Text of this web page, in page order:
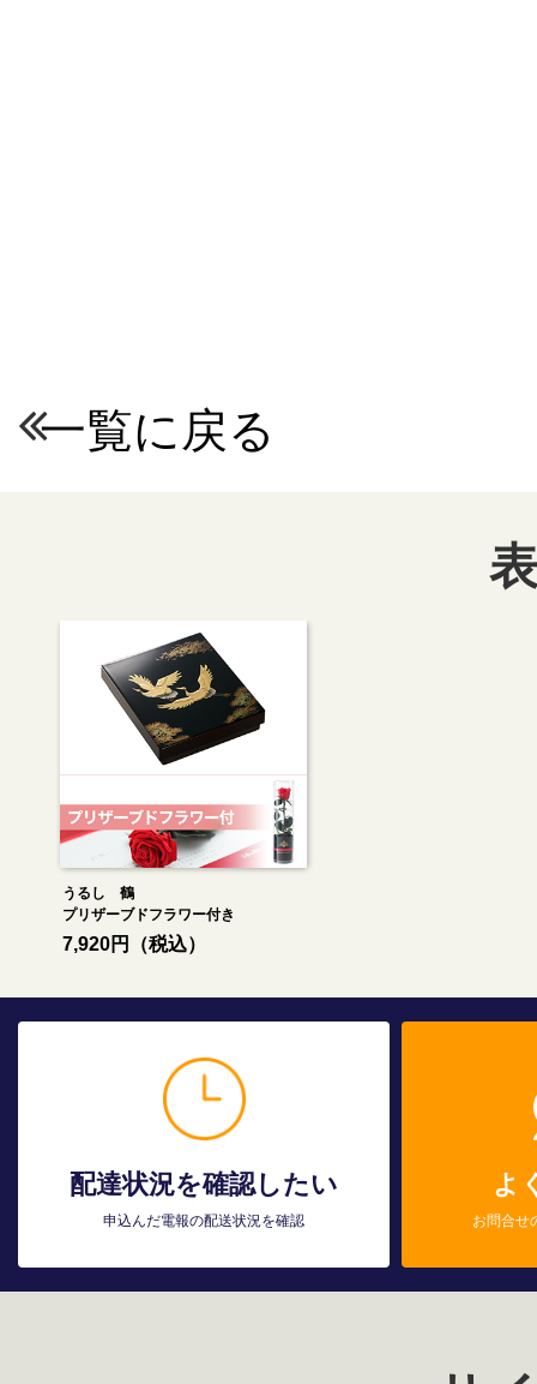
一覧に戻る
うるし 鶴
プリザーブドフラワー付き
7,920円（税込）
配達状況を確認したい
申込んだ電報の配送状況を確認
よ
お問合せ